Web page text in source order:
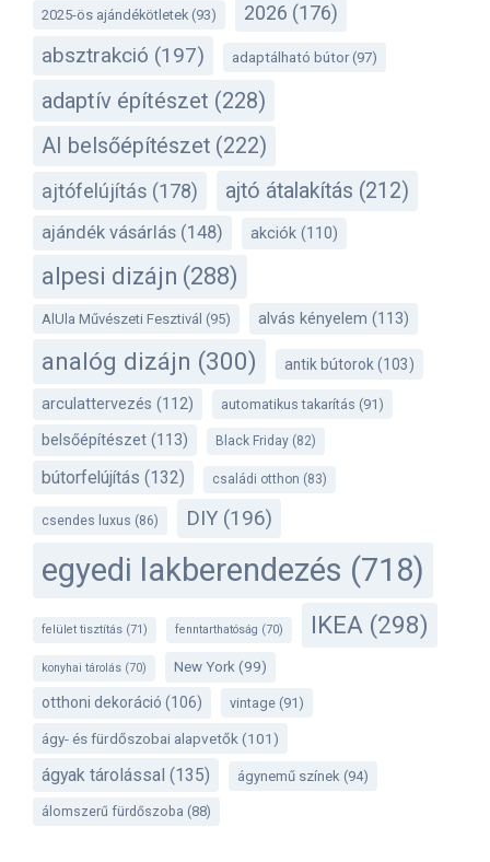
2025-ös ajándékötletek (93) 2026 (176)
absztrakció (197) adaptálható bútor(97)
adaptív építészet (228)
AI belsőépítészet (222)
ajtófelújítás (178) ajtó átalakítás (212)
ajándék vásárlás (148) akciók (110)
alpesi dizájn (288)
AlUla Művészeti Fesztivál (95) alvás kényelem (113)
analóg dizájn (300) antik bútorok(103)
arculattervezés (112) automatikus takarítás (91)
belsőépítészet (113) Black Friday (82)
bútorfelújítás (132) családi otthon (83)
csendes luxus (86) DIY (196)
egyedi lakberendezés (718)
felület tisztítás (71) fenntarthatóság (70) IKEA (298)
konyhai tárolás (70) New York (99)
otthoni dekoráció (106) vintage (91)
ágy- és fürdőszobai alapvetők(101)
ágyak tárolással (135) ágynemű színek (94)
álomszerű fürdőszoba (88)